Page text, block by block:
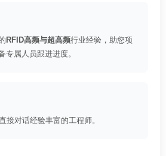
RFID高频与超高频行业经验，助您项
专属人员跟进进度。
接对话经验丰富的工程师。